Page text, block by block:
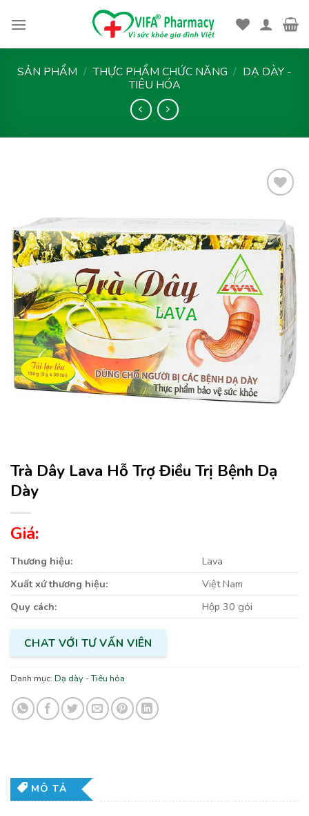
SẢN PHẨM / THỰC PHẨM CHỨC NĂNG / DẠ DÀY -
TIÊU HÓA
Thêm
vào
yêu
thích
Trà Dây Lava Hỗ Trợ Điều Trị Bệnh Dạ
Dày
Giá:
Thương hiệu:
Lava
Xuất xứ thương hiệu:
Việt Nam
Quy cách:
Hộp 30 gói
CHAT VỚI TƯ VẤN VIÊN
Danh mục: Dạ dày - Tiêu hóa
MÔ TẢ